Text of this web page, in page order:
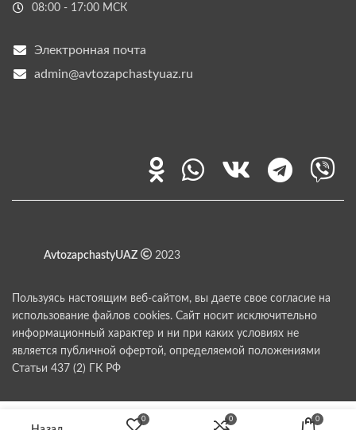
08:00 - 17:00 МСК
Электронная почта
admin@avtozapchastyuaz.ru
AvtozapchastyUAZ 2023
Пользуясь настоящим веб-сайтом, вы даете свое согласие на
использование файлов cookies. Сайт носит исключительно
информационный характер и ни при каких условиях не
является публичной офертой, определяемой положениями
Статьи 437 (2) ГК РФ
0 0 0